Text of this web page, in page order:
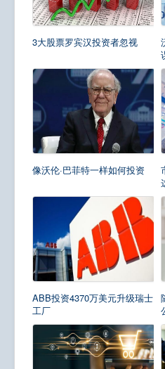
3大股票罗宾汉投资者忽视
像沃伦·巴菲特一样如何投资
ABB投资4370万美元升级瑞士
工厂